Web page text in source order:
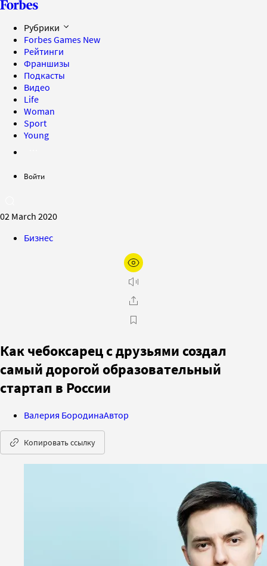
Рубрики
Forbes Games New
Рейтинги
Франшизы
Подкасты
Видео
Life
Woman
Sport
Young
Войти
02 March 2020
Бизнес
Как чебоксарец с друзьями создал
самый дорогой образовательный
стартап в России
Валерия БородинаАвтор
Копировать ссылку